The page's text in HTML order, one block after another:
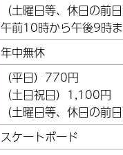
（土曜日等、休日の前日
午前10時から午後9時
年中無休
（平日）770円
（土日祝日）1,100円
（土曜日等、休日の前
スケートボード